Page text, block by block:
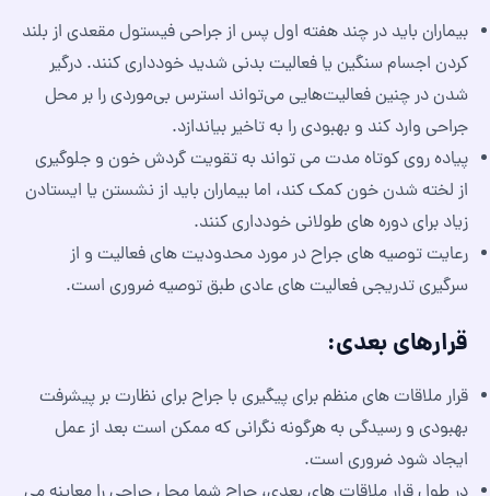
بیماران باید در چند هفته اول پس از جراحی فیستول مقعدی از بلند
کردن اجسام سنگین یا فعالیت بدنی شدید خودداری کنند. درگیر
شدن در چنین فعالیت‌هایی می‌تواند استرس بی‌موردی را بر محل
جراحی وارد کند و بهبودی را به تاخیر بیاندازد.
پیاده روی کوتاه مدت می تواند به تقویت گردش خون و جلوگیری
از لخته شدن خون کمک کند، اما بیماران باید از نشستن یا ایستادن
زیاد برای دوره های طولانی خودداری کنند.
رعایت توصیه های جراح در مورد محدودیت های فعالیت و از
سرگیری تدریجی فعالیت های عادی طبق توصیه ضروری است.
قرارهای بعدی:
قرار ملاقات های منظم برای پیگیری با جراح برای نظارت بر پیشرفت
بهبودی و رسیدگی به هرگونه نگرانی که ممکن است بعد از عمل
ایجاد شود ضروری است.